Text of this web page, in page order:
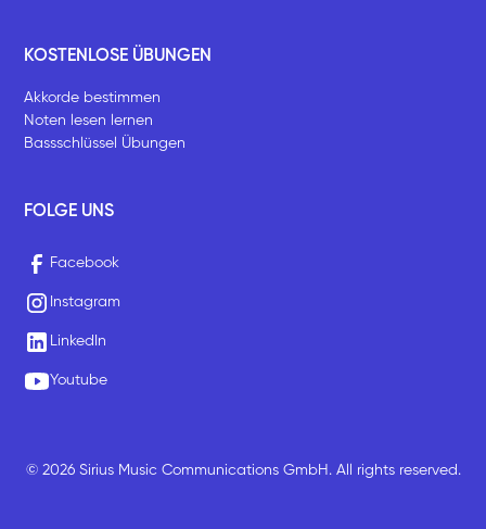
KOSTENLOSE ÜBUNGEN
Akkorde bestimmen
Noten lesen lernen
Bassschlüssel Übungen
FOLGE UNS
Facebook
Instagram
LinkedIn
Youtube
© 2026 Sirius Music Communications GmbH. All rights reserved.